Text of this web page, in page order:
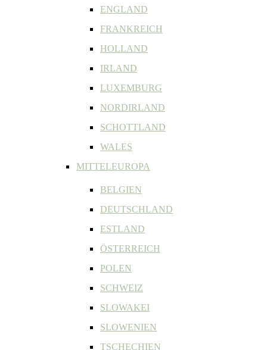
ENGLAND
FRANKREICH
HOLLAND
IRLAND
LUXEMBURG
NORDIRLAND
SCHOTTLAND
WALES
MITTELEUROPA
BELGIEN
DEUTSCHLAND
ESTLAND
ÖSTERREICH
POLEN
SCHWEIZ
SLOWAKEI
SLOWENIEN
TSCHECHIEN